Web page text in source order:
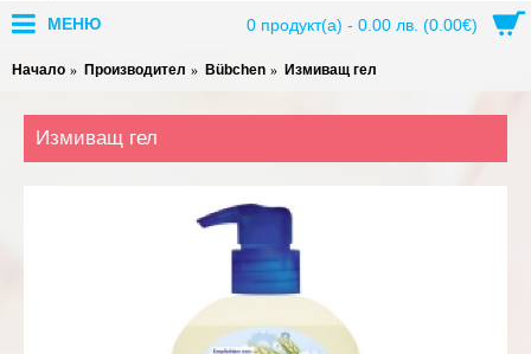
0 продукт(а) - 0.00 лв. (0.00€)
МЕНЮ
Начало Производител Bübchen Измиващ гел
Измиващ гел